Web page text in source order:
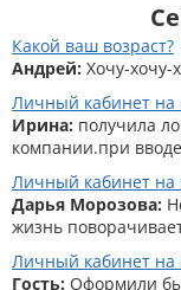
Какой ваш возраст?
Андрей: Хочу-хочу-
Личный кабинет на
Ирина: получила
компании.при
Личный кабинет на
Дарья Морозова:
жизнь
Личный кабинет на
Гость: Оформили